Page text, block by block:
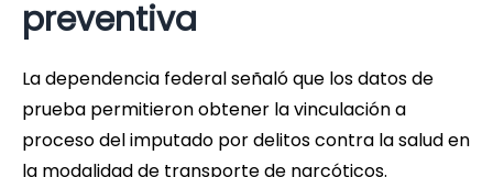
preventiva
La dependencia federal señaló que los datos de
prueba permitieron obtener la vinculación a
proceso del imputado por delitos contra la salud en
la modalidad de transporte de narcóticos.